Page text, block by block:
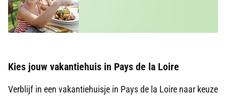
Kies jouw vakantiehuis in Pays de la Loire
Verblijf in een vakantiehuisje in Pays de la Loire naar keuze